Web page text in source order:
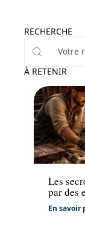
RECHERCHE
À RETENIR
Actu
Les
par des
En savoir